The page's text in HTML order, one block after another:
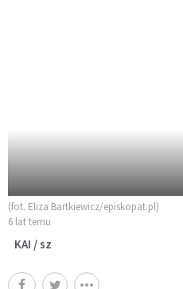
(fot. Eliza Bartkiewicz/episkopat.pl)
6 lat temu
KAI / sz